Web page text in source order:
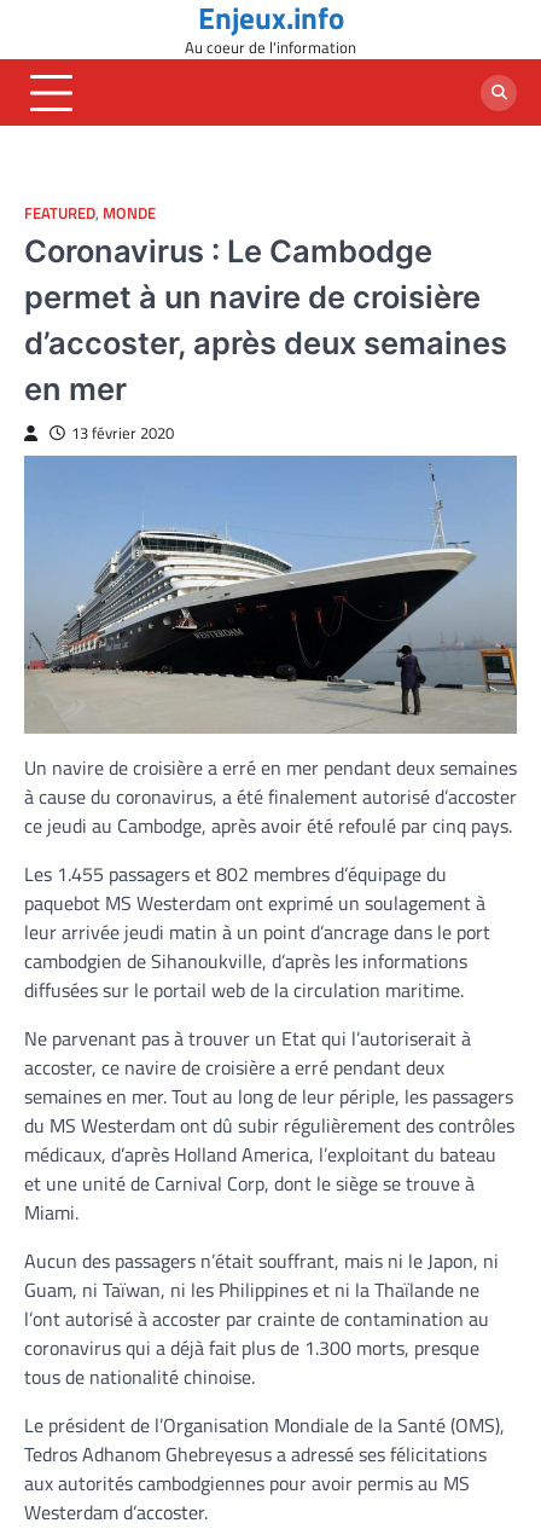
content
Enjeux.info
Au coeur de l'information
FEATURED, MONDE
Coronavirus : Le Cambodge
permet à un navire de croisière
d’accoster, après deux semaines
en mer
13 février 2020
Un navire de croisière a erré en mer pendant deux semaines
à cause du coronavirus, a été finalement autorisé d’accoster
ce jeudi au Cambodge, après avoir été refoulé par cinq pays.
Les 1.455 passagers et 802 membres d’équipage du
paquebot MS Westerdam ont exprimé un soulagement à
leur arrivée jeudi matin à un point d’ancrage dans le port
cambodgien de Sihanoukville, d’après les informations
diffusées sur le portail web de la circulation maritime.
Ne parvenant pas à trouver un Etat qui l’autoriserait à
accoster, ce navire de croisière a erré pendant deux
semaines en mer. Tout au long de leur périple, les passagers
du MS Westerdam ont dû subir régulièrement des contrôles
médicaux, d’après Holland America, l’exploitant du bateau
et une unité de Carnival Corp, dont le siège se trouve à
Miami.
Aucun des passagers n’était souffrant, mais ni le Japon, ni
Guam, ni Taïwan, ni les Philippines et ni la Thaïlande ne
l’ont autorisé à accoster par crainte de contamination au
coronavirus qui a déjà fait plus de 1.300 morts, presque
tous de nationalité chinoise.
Le président de l’Organisation Mondiale de la Santé (OMS),
Tedros Adhanom Ghebreyesus a adressé ses félicitations
aux autorités cambodgiennes pour avoir permis au MS
Westerdam d’accoster.